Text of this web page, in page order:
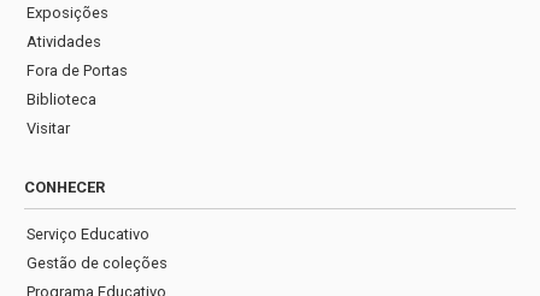
Exposições
Atividades
Fora de Portas
Biblioteca
Visitar
CONHECER
Serviço Educativo
Gestão de coleções
Programa Educativo